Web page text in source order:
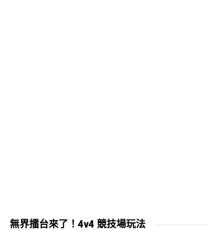
無界擂台來了！4v4 競技場玩法